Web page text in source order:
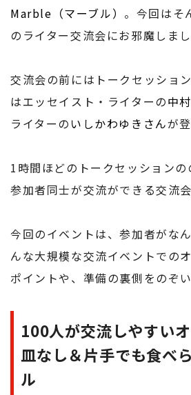
Marble（マーブル） 。今回はそ
のライター交流会にお邪魔しまし
交流会の前にはトークセッショ
はエッセイスト・ライターの中
ライターの いしかわゆきさんが
1時間ほどのトークセッション
参加者同士が交流ができる交流会
今回のイベントは、参加者がな
んな大規模な交流イベントでの
ポイントや、準備の裏側をのぞ
100人が交流しやすい
皿なし＆片手でも食べ
ル